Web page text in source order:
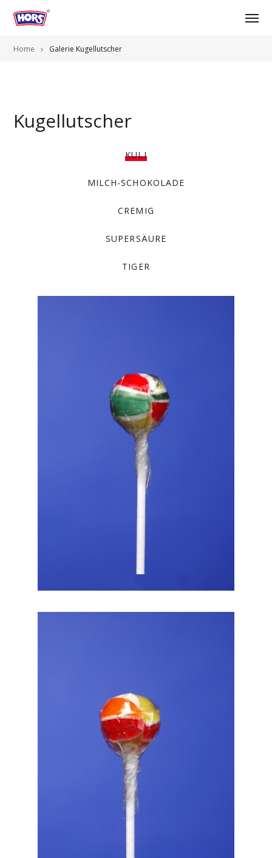
Home Galerie Kugellutscher
Kugellutscher
KULI
MILCH-SCHOKOLADE
CREMIG
SUPERSÄURE
TIGER